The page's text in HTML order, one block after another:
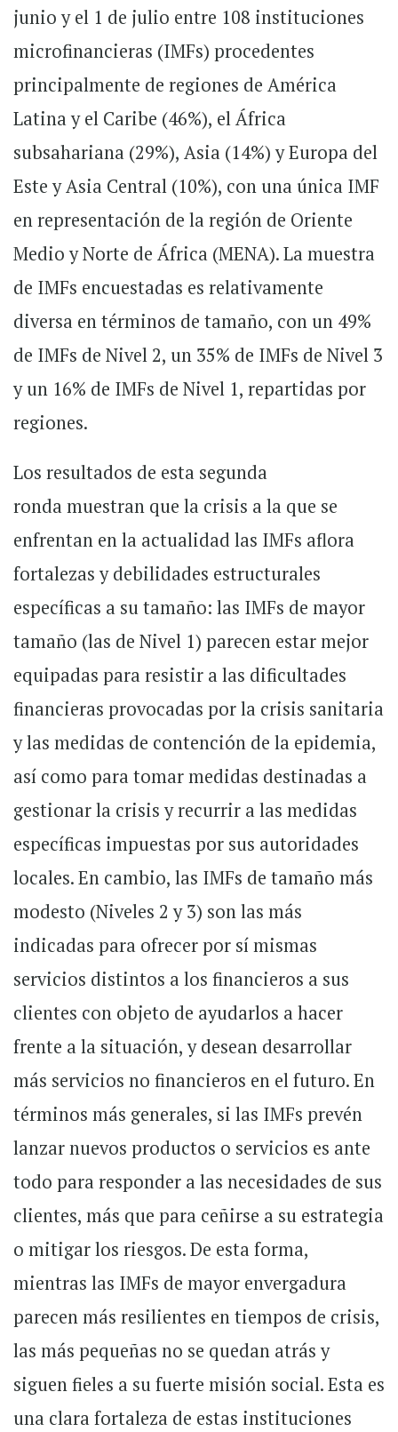
junio y el 1 de julio entre 108 instituciones
microfinancieras (IMFs) procedentes
principalmente de regiones de América
Latina y el Caribe (46%), el África
subsahariana (29%), Asia (14%) y Europa del
Este y Asia Central (10%), con una única IMF
en representación de la región de Oriente
Medio y Norte de África (MENA). La muestra
de IMFs encuestadas es relativamente
diversa en términos de tamaño, con un 49%
de IMFs de Nivel 2, un 35% de IMFs de Nivel 3
y un 16% de IMFs de Nivel 1, repartidas por
regiones.
Los resultados de esta segunda
ronda muestran que la crisis a la que se
enfrentan en la actualidad las IMFs aflora
fortalezas y debilidades estructurales
específicas a su tamaño: las IMFs de mayor
tamaño (las de Nivel 1) parecen estar mejor
equipadas para resistir a las dificultades
financieras provocadas por la crisis sanitaria
y las medidas de contención de la epidemia,
así como para tomar medidas destinadas a
gestionar la crisis y recurrir a las medidas
específicas impuestas por sus autoridades
locales. En cambio, las IMFs de tamaño más
modesto (Niveles 2 y 3) son las más
indicadas para ofrecer por sí mismas
servicios distintos a los financieros a sus
clientes con objeto de ayudarlos a hacer
frente a la situación, y desean desarrollar
más servicios no financieros en el futuro. En
términos más generales, si las IMFs prevén
lanzar nuevos productos o servicios es ante
todo para responder a las necesidades de sus
clientes, más que para ceñirse a su estrategia
o mitigar los riesgos. De esta forma,
mientras las IMFs de mayor envergadura
parecen más resilientes en tiempos de crisis,
las más pequeñas no se quedan atrás y
siguen fieles a su fuerte misión social. Esta es
una clara fortaleza de estas instituciones